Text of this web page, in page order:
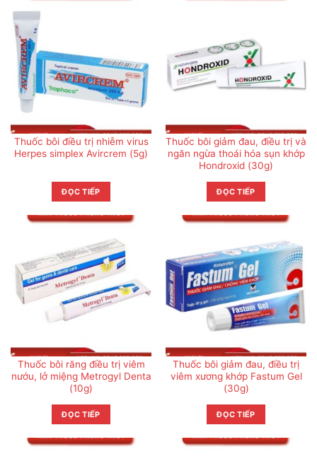
Thuốc bôi điều trị nhiễm virus
Herpes simplex Avircrem (5g)
ĐỌC TIẾP
Thuốc bôi giảm đau, điều trị và
ngăn ngừa thoái hóa sụn khớp
Hondroxid (30g)
ĐỌC TIẾP
Thuốc bôi răng điều trị viêm
nướu, lở miệng Metrogyl Denta
(10g)
ĐỌC TIẾP
Thuốc bôi giảm đau, điều trị
viêm xương khớp Fastum Gel
(30g)
ĐỌC TIẾP